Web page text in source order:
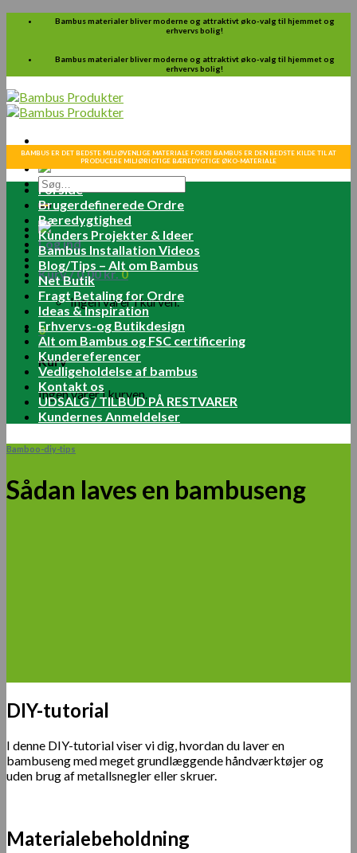
Skip
Bambus materialer bliver moderne og attraktivt øko-valg til hjemmet og
erhvervs bolig!
Bambus materialer bliver moderne og attraktivt øko-valg til hjemmet og
erhvervs bolig!
Søg
efter:
Log ind
Kurv /0.00kr.0
Ingen varer i kurven.
0
Kurv
Ingen varer i kurven.
BAMBUS ER DET BEDSTE MILJØVENLIGE MATERIALE FORDI BAMBUS ER DEN BEDSTE KILDE TIL AT
PRODUCERE MILJØRIGTIGE BÆREDYGTIGE ØKO-MATERIALE
Forside
Brugerdefinerede Ordre
Bæredygtighed
Kunders Projekter & Ideer
Bambus Installation Videos
Blog/Tips – Alt om Bambus
Net Butik
Fragt Betaling for Ordre
Ideas & Inspiration
Erhvervs-og Butikdesign
Alt om Bambus og FSC certificering
Kundereferencer
Vedligeholdelse af bambus
Kontakt os
UDSALG / TILBUD PÅ RESTVARER
Kundernes Anmeldelser
Bamboo-diy-tips
Sådan laves en bambuseng
DIY-tutorial
I denne DIY-tutorial viser vi dig, hvordan du laver en
bambuseng med meget grundlæggende håndværktøjer og
uden brug af metallsnegler eller skruer.
Materialebeholdning